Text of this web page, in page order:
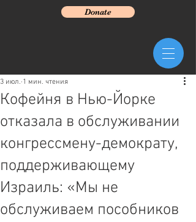
Donate
Кофейня в Нью-Йорке
отказала в обслуживании
конгрессмену-демократу,
поддерживающему
Израиль: «Мы не
обслуживаем пособников
3 июл. 1 мин. чтения